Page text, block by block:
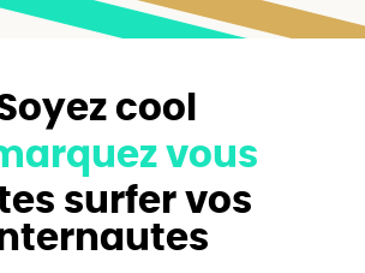
cool
vous
surfer vos